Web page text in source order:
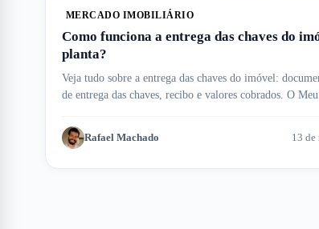
MERCADO IMOBILIÁRIO
Como funciona a entrega das chaves do
planta?
Veja tudo sobre a entrega das chaves do imóvel:
de entrega das chaves, recibo e valores cobrados. O
Rafael Machado 13 de